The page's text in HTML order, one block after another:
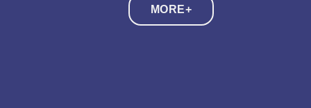
MORE+